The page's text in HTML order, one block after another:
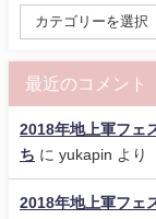
最近のコメント
2018年地上軍フェ
ち に yukapin より
2018年地上軍フェ